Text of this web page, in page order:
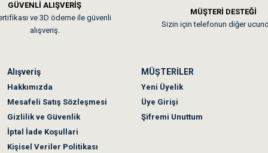
gün elime ulaştı. Jack russell köpeğim severek yedi. Tüy
GÜVENLİ ALIŞVERİŞ
ve 3D ödeme ile güvenli
alışveriş.
MÜŞTERİ DESTEĞİ
Sizin için telefonun diğer
Alışveriş
Hakkımızda
Mesafeli Satış Sözleşmesi
Gizlilik ve Güvenlik
İptal İade Koşullari
Kişisel Veriler Politikası
MÜŞTERİLER
Yeni Üyelik
Üye Girişi
Şifremi Unuttum